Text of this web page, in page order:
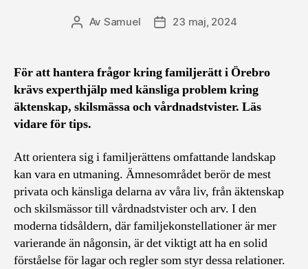
Inläggsförfattare
Av Samuel Inläggsdatum
23 maj, 2024
För att hantera frågor kring familjerätt i Örebro
krävs experthjälp med känsliga problem kring
äktenskap, skilsmässa och vårdnadstvister. Läs
vidare för tips.
Att orientera sig i familjerättens omfattande landskap
kan vara en utmaning. Ämnesområdet berör de mest
privata och känsliga delarna av våra liv, från äktenskap
och skilsmässor till vårdnadstvister och arv. I den
moderna tidsåldern, där familjekonstellationer är mer
varierande än någonsin, är det viktigt att ha en solid
förståelse för lagar och regler som styr dessa relationer.